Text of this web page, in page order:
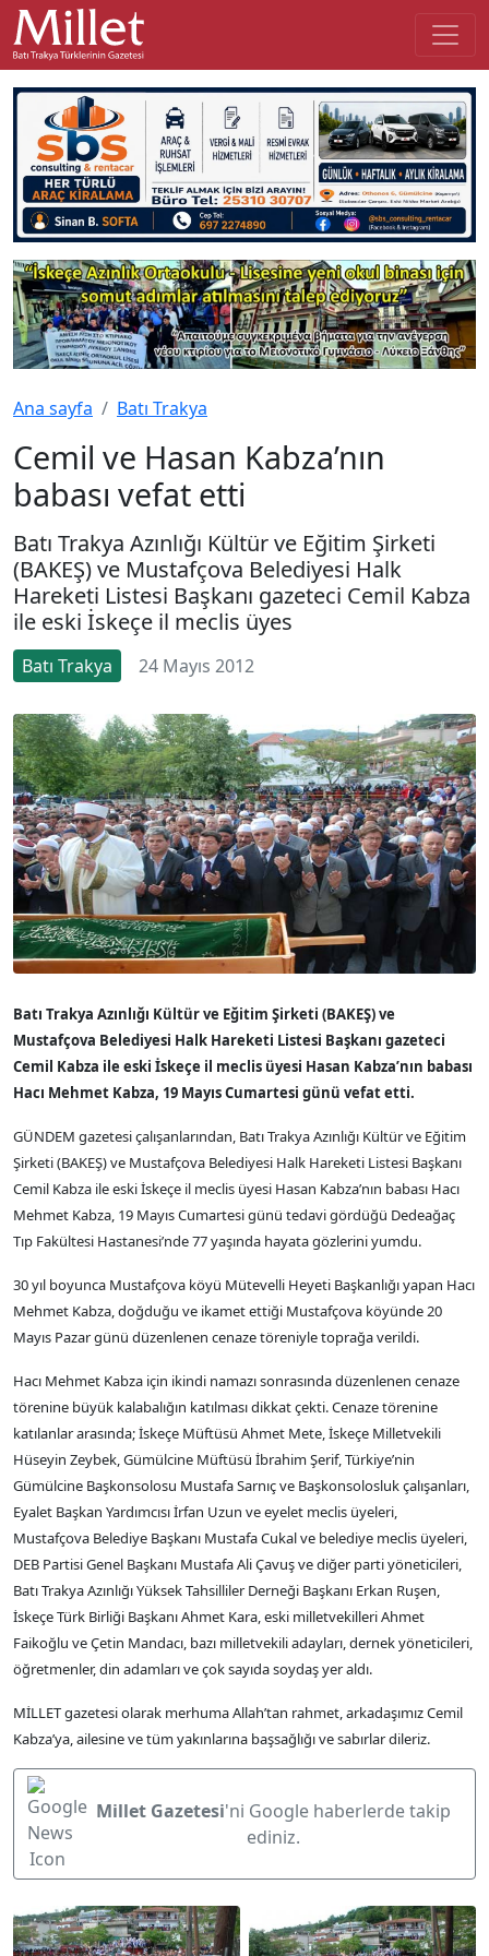
Ana sayfa Batı Trakya
Cemil ve Hasan Kabza’nın
babası vefat etti
Batı Trakya Azınlığı Kültür ve Eğitim Şirketi
(BAKEŞ) ve Mustafçova Belediyesi Halk
Hareketi Listesi Başkanı gazeteci Cemil Kabza
ile eski İskeçe il meclis üyes
Batı Trakya 24 Mayıs 2012
Batı Trakya Azınlığı Kültür ve Eğitim Şirketi (BAKEŞ) ve
Mustafçova Belediyesi Halk Hareketi Listesi Başkanı gazeteci
Cemil Kabza ile eski İskeçe il meclis üyesi Hasan Kabza’nın babası
Hacı Mehmet Kabza, 19 Mayıs Cumartesi günü vefat etti.
GÜNDEM gazetesi çalışanlarından, Batı Trakya Azınlığı Kültür ve Eğitim
Şirketi (BAKEŞ) ve Mustafçova Belediyesi Halk Hareketi Listesi Başkanı
Cemil Kabza ile eski İskeçe il meclis üyesi Hasan Kabza’nın babası Hacı
Mehmet Kabza, 19 Mayıs Cumartesi günü tedavi gördüğü Dedeağaç
Tıp Fakültesi Hastanesi’nde 77 yaşında hayata gözlerini yumdu.
30 yıl boyunca Mustafçova köyü Mütevelli Heyeti Başkanlığı yapan Hacı
Mehmet Kabza, doğduğu ve ikamet ettiği Mustafçova köyünde 20
Mayıs Pazar günü düzenlenen cenaze töreniyle toprağa verildi.
Hacı Mehmet Kabza için ikindi namazı sonrasında düzenlenen cenaze
törenine büyük kalabalığın katılması dikkat çekti. Cenaze törenine
katılanlar arasında; İskeçe Müftüsü Ahmet Mete, İskeçe Milletvekili
Hüseyin Zeybek, Gümülcine Müftüsü İbrahim Şerif, Türkiye’nin
Gümülcine Başkonsolosu Mustafa Sarnıç ve Başkonsolosluk çalışanları,
Eyalet Başkan Yardımcısı İrfan Uzun ve eyelet meclis üyeleri,
Mustafçova Belediye Başkanı Mustafa Cukal ve belediye meclis üyeleri,
DEB Partisi Genel Başkanı Mustafa Ali Çavuş ve diğer parti yöneticileri,
Batı Trakya Azınlığı Yüksek Tahsilliler Derneği Başkanı Erkan Ruşen,
İskeçe Türk Birliği Başkanı Ahmet Kara, eski milletvekilleri Ahmet
Faikoğlu ve Çetin Mandacı, bazı milletvekili adayları, dernek yöneticileri,
öğretmenler, din adamları ve çok sayıda soydaş yer aldı.
MİLLET gazetesi olarak merhuma Allah’tan rahmet, arkadaşımız Cemil
Kabza’ya, ailesine ve tüm yakınlarına başsağlığı ve sabırlar dileriz.
Millet Gazetesi'ni Google haberlerde takip
ediniz.